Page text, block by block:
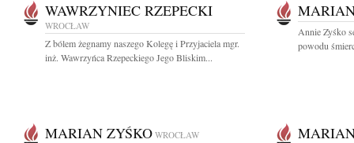
WAWRZYNIEC RZEPECKI
WROCŁAW
Z bólem żegnamy naszego Kolegę i Przyjaciela mgr.
inż. Wawrzyńca Rzepeckiego Jego Bliskim...
Annie Zyśko
powodu
MARIAN ZYŚKO WROCŁAW